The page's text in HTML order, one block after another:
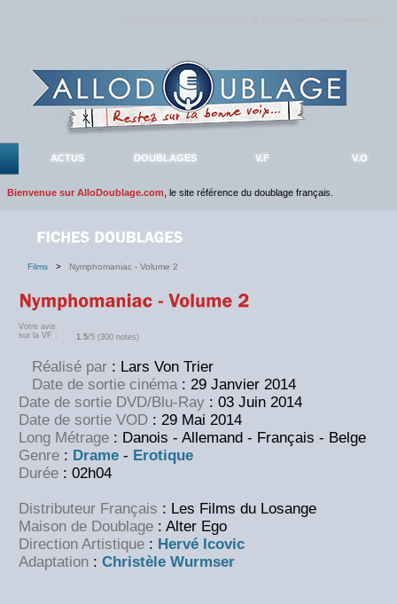
ACTUS DOUBLAGES V.F V.O
Bienvenue sur AlloDoublage.com , le site référence du doublage français.
Films > Nymphomaniac - Volume 2
Votre avis
sur la VF :
1.5/5 (300 notes)
Réalisé par : Lars Von Trier
Date de sortie cinéma : 29 Janvier 2014
Date de sortie DVD/Blu-Ray : 03 Juin 2014
Date de sortie VOD : 29 Mai 2014
Long Métrage : Danois - Allemand - Français - Belge
Genre : Drame - Erotique
Durée : 02h04
Distributeur Français : Les Films du Losange
Maison de Doublage : Alter Ego
Direction Artistique : Hervé Icovic
Adaptation : Christèle Wurmser